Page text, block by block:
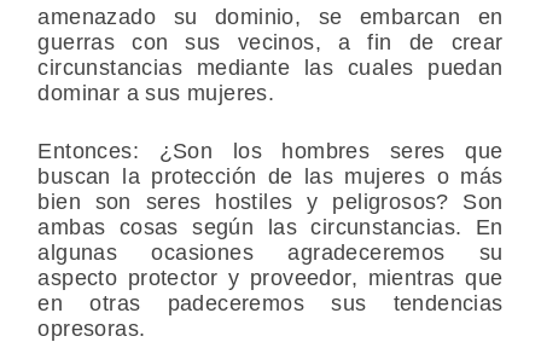
amenazado su dominio, se embarcan en
guerras con sus vecinos, a fin de crear
circunstancias mediante las cuales puedan
dominar a sus mujeres.
Entonces: ¿Son los hombres seres que
buscan la protección de las mujeres o más
bien son seres hostiles y peligrosos? Son
ambas cosas según las circunstancias. En
algunas ocasiones agradeceremos su
aspecto protector y proveedor, mientras que
en otras padeceremos sus tendencias
opresoras.